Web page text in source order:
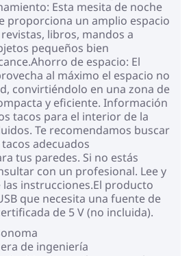
Esta mesita de noche
proporciona un amplio espacio
libros, mandos a
pequeños bien
de espacio: El
al máximo el espacio no
convirtiéndolo en una zona de
y eficiente. Información
tacos para el interior de la
Te recomendamos buscar
adecuados
tus paredes. Si no estás
con un profesional. Lee y
las instrucciones.El producto
que necesita una fuente de
de 5 V (no incluida).
de ingeniería